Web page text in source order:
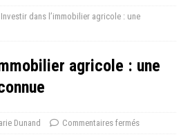
Investir dans l’immobilier agricole : une
agricole : une
Dunand Commentaires fermés